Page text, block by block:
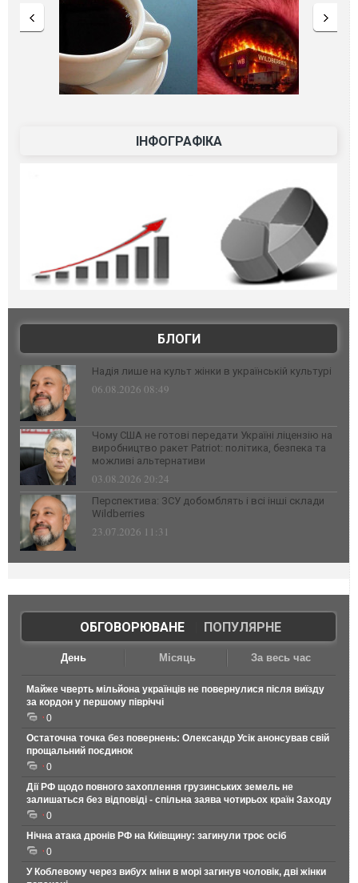
ІНФОГРАФІКА
БЛОГИ
Надія лише на культ жінки в українській культурі
06.08.2026 08:49
Чому США не готові передати Україні ліцензію на
виробництво ракет Patriot: політика, безпека та
можливі альтернативи
03.08.2026 20:24
Перспектива: ЗСУ добомблять і всі інші склади
Wildberries
23.07.2026 11:31
ОБГОВОРЮВАНЕ| ПОПУЛЯРНЕ
День Місяць За весь час
Майже чверть мільйона українців не повернулися після виїзду
за кордон у першому півріччі
0
Остаточна точка без повернень: Олександр Усік анонсував свій
прощальний поєдинок
0
Дії РФ щодо повного захоплення грузинських земель не
залишаться без відповіді - спільна заява чотирьох країн Заходу
0
Нічна атака дронів РФ на Київщину: загинули троє осіб
0
У Коблевому через вибух міни в морі загинув чоловік, дві жінки